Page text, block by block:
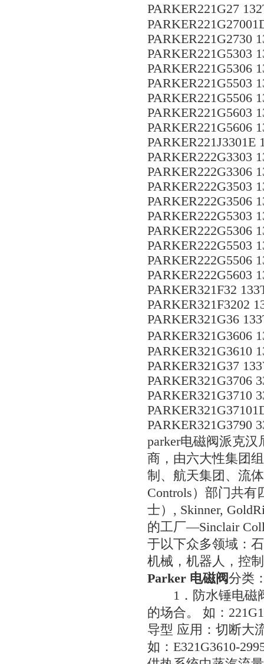
PARKER221G27
PARKER221G2730
PARKER221G5303
PARKER221G5306
PARKER221G5503
PARKER221G5506
PARKER221G5603
PARKER221G5606
PARKER221J3301E
PARKER222G3303
PARKER222G3306
PARKER222G3503
PARKER222G3506
PARKER222G5303
PARKER222G5306
PARKER222G5503
PARKER222G5506
PARKER222G5603
PARKER321F32
PARKER321F3202
PARKER321G36
PARKER321G3606
PARKER321G3610
PARKER321G37
PARKER321G3706
PARKER321G3710
PARKER321G3790
parker电磁阀派克汉
商，由六大性集团
制、航天集团、流
Controls）部门共有
士）, Skinner,
的工厂―Sinclair
于以下众多领域：
机械，机器人，控
Parker 电磁阀分类
1．防水锤电磁阀
的场合。 如：
导型 应用：切断大
如：E321G3610-